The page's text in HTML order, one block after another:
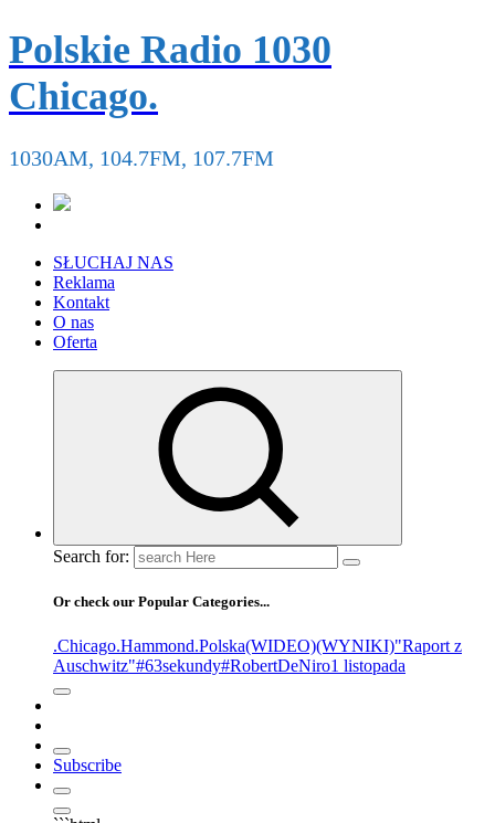
Polskie Radio 1030
Chicago.
1030AM, 104.7FM, 107.7FM
SŁUCHAJ NAS
Reklama
Kontakt
O nas
Oferta
Search for:
Or check our Popular Categories...
.Chicago.Hammond.Polska(WIDEO)(WYNIKI)"Raport z
Auschwitz"#63sekundy#RobertDeNiro1 listopada
Subscribe